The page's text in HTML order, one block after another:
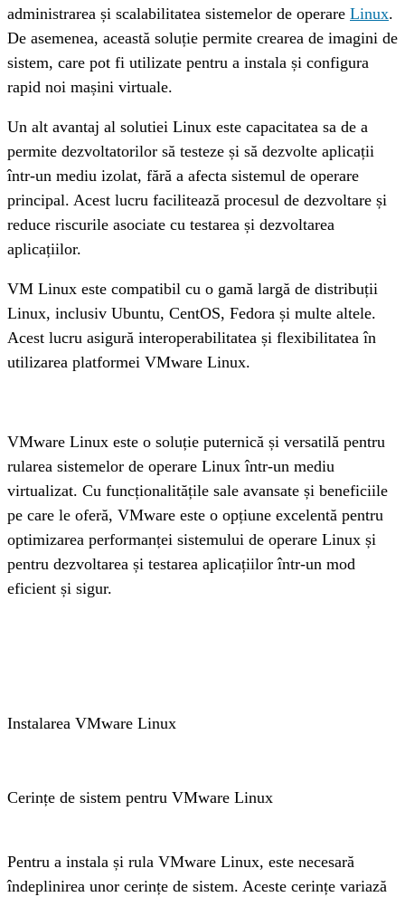
administrarea și scalabilitatea sistemelor de operare Linux.
De asemenea, această soluție permite crearea de imagini de
sistem, care pot fi utilizate pentru a instala și configura
rapid noi mașini virtuale.
Un alt avantaj al solutiei Linux este capacitatea sa de a
permite dezvoltatorilor să testeze și să dezvolte aplicații
într-un mediu izolat, fără a afecta sistemul de operare
principal. Acest lucru facilitează procesul de dezvoltare și
reduce riscurile asociate cu testarea și dezvoltarea
aplicațiilor.
VM Linux este compatibil cu o gamă largă de distribuții
Linux, inclusiv Ubuntu, CentOS, Fedora și multe altele.
Acest lucru asigură interoperabilitatea și flexibilitatea în
utilizarea platformei VMware Linux.
VMware Linux este o soluție puternică și versatilă pentru
rularea sistemelor de operare Linux într-un mediu
virtualizat. Cu funcționalitățile sale avansate și beneficiile
pe care le oferă, VMware este o opțiune excelentă pentru
optimizarea performanței sistemului de operare Linux și
pentru dezvoltarea și testarea aplicațiilor într-un mod
eficient și sigur.
Instalarea VMware Linux
Cerințe de sistem pentru VMware Linux
Pentru a instala și rula VMware Linux, este necesară
îndeplinirea unor cerințe de sistem. Aceste cerințe variază